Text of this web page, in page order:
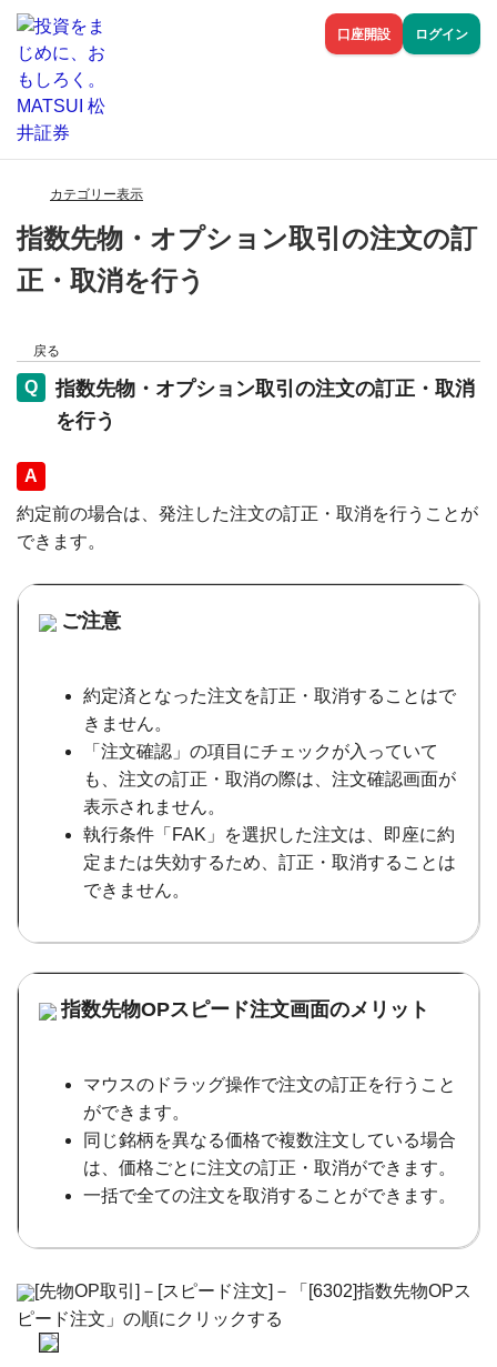
口座開設 ログイン
カテゴリー表示
指数先物・オプション取引の注文の訂
正・取消を行う
戻る
指数先物・オプション取引の注文の訂正・取消
を行う
回答
約定前の場合は、発注した注文の訂正・取消を行うことが
できます。
ご注意
約定済となった注文を訂正・取消することはで
きません。
「注文確認」の項目にチェックが入っていて
も、注文の訂正・取消の際は、注文確認画面が
表示されません。
執行条件「FAK」を選択した注文は、即座に約
定または失効するため、訂正・取消することは
できません。
指数先物OPスピード注文画面のメリット
マウスのドラッグ操作で注文の訂正を行うこと
ができます。
同じ銘柄を異なる価格で複数注文している場合
は、価格ごとに注文の訂正・取消ができます。
一括で全ての注文を取消することができます。
[先物OP取引]－[スピード注文]－「[6302]指数先物OPス
ピード注文」の順にクリックする